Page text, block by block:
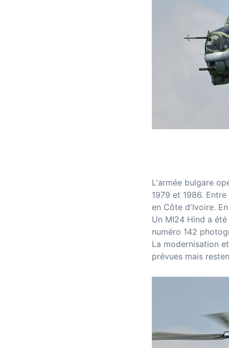
L'armée bulgare
1979 et 1986.
en Côte d'Ivoire.
Un MI24 Hind a
numéro 142
La modernisation
prévues mais